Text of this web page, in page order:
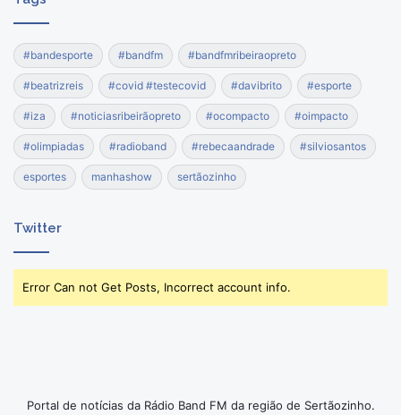
#bandesporte #bandfm #bandfmribeiraopreto
#beatrizreis #covid #testecovid #davibrito #esporte
#iza #noticiasribeirãopreto #ocompacto #oimpacto
#olimpiadas #radioband #rebecaandrade #silviosantos
esportes manhashow sertãozinho
Twitter
Error Can not Get Posts, Incorrect account info.
Portal de notícias da Rádio Band FM da região de Sertãozinho.